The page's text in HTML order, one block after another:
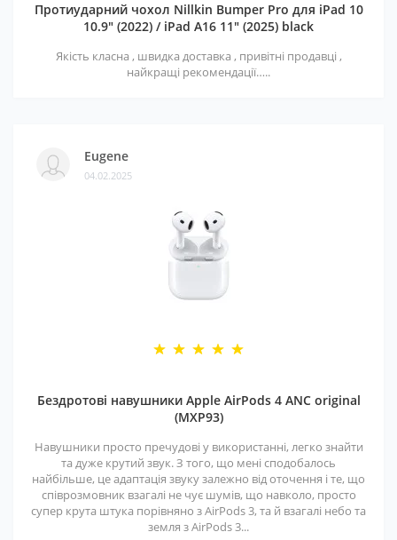
Протиударний чохол Nillkin Bumper Pro для iPad 10
10.9" (2022) / iPad A16 11" (2025) black
Якість класна , швидка доставка , привітні продавці ,
найкращі рекомендації…..
Eugene
04.02.2025
Бездротові навушники Apple AirPods 4 ANC original
(MXP93)
Навушники просто пречудові у використанні, легко знайти
та дуже крутий звук. З того, що мені сподобалось
найбільше, це адаптація звуку залежно від оточення і те, що
співрозмовник взагалі не чує шумів, що навколо, просто
супер крута штука порівняно з AirPods 3, та й взагалі небо та
земля з AirPods 3...